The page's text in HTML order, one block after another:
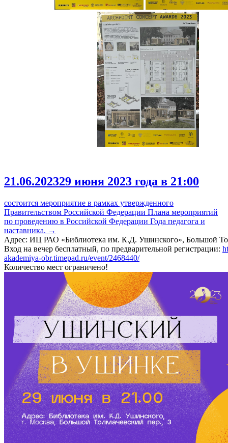
21.06.202329 июня 2023 года в 21:00
состоится мероприятие в рамках утвержденного
Правительством Российской Федерации Плана мероприятий
по проведению в Российской Федерации Года педагога и
наставника. →
Адрес: ИЦ РАО «Библиотека им. К.Д. Ушинского», Большой
Вход на вечер бесплатный, по предварительной регистрации:
akademiya-obr.timepad.ru/event/2468440/
Количество мест ограничено!